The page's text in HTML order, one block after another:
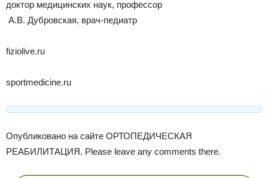
доктор медицинских наук, профессор
А.В. Дубровская, врач-педиатр
fiziolive.ru
sportmedicine.ru
Опубликовано на сайте ОРТОПЕДИЧЕСКАЯ
РЕАБИЛИТАЦИЯ. Please leave any comments there.